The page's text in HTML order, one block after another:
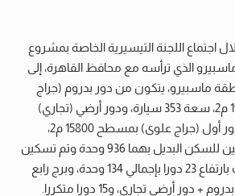
اجتماع اللجنة التيسيرية الخاصة بمشروع
الذي ترأسه مع محافظ القاهرة، إلى
ماسبيرو، يتكون من دور بدروم (جراج
سفلى) بمسطح 19220 م2، سعة 353 سيارة، ودور أرضي (تجاري)
بمسطح 16970 م2، ودور أول (جراج علوى) بمسطح 15800 م2،
سعة 280 سيارة، وبرجين للسكن البديل بهما 936 وحدة وتم تسكين
المستحقين، وبرج ثالث بارتفاع 23 دورا بإجمالي 134 وحدة، وبرج رابع
أرضى تجارى، و15 دورا متكررا.